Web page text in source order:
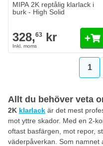
MIPA 2K reptålig klarlack i
burk - High Solid
328,63 kr
1
Allt du behöver veta
2K klarlack är det mest
mot yttre skador. Med en 2-
oftast basfärgen, mot repor,
väderpåverkan. Som namnet